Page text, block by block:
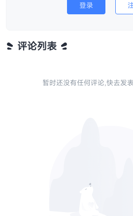
登录
评论列表
暂时还没有任何评论,快去发